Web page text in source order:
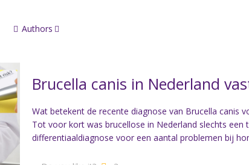
Authors
Brucella canis in Nederland
Wat betekent de recente diagnose van Brucella canis
Tot voor kort was brucellose in Nederland slechts een
differentiaaldiagnose voor een aantal problemen bij